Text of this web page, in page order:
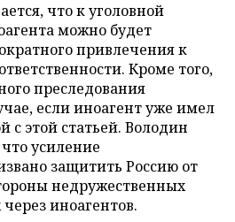
что к уголовной
можно будет
привлечения к
Кроме того,
преследования
если иноагент уже имел
с этой статьей. Володин
усиление
защитить Россию от
недружественных
иноагентов.